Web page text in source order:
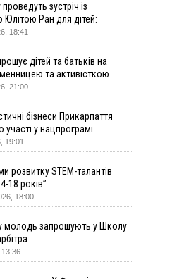
прооперували немовля
"Плацдарм" Олексій Юков
13 енергооб'єктів на
кількість заяв до
обирають
за місяць зросли на
біля АЗС, вийшов під
затриманий
у Пенсійний та заявив
бо йому не нарахували
прикарпатця, який
зустріч із
Ран для дітей:
серію книг про Мавку
18:41
дітей та батьків на
та активісткою
21:00
бізнеси Прикарпаття
у нацпрограмі
19:01
розвитку STEM-талантів
18 років”
18:00
молодь запрошують у Школу